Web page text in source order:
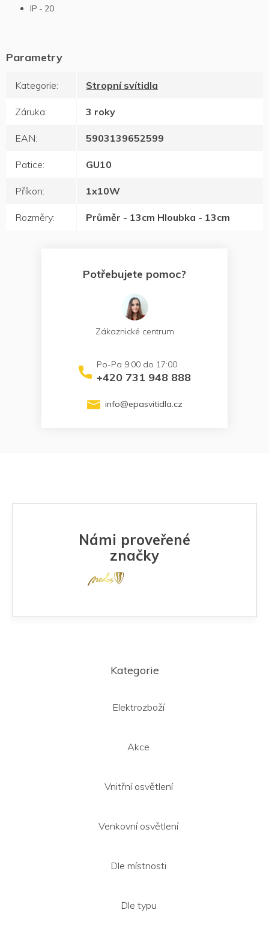
IP - 20
Kategorie: Stropní svítidla
Záruka: 3 roky
EAN: 5903139652599
Patice: GU10
Příkon: 1x10W
Rozměry: Průměr - 13cm Hloubka - 13cm
Potřebujete pomoc?
Zákaznické centrum
+420 731 948 888
info@epasvitidla.cz
Námi proveřené
značky
Kategorie
Elektrozboží
Akce
Vnitřní osvětlení
Venkovní osvětlení
Dle místnosti
Dle typu